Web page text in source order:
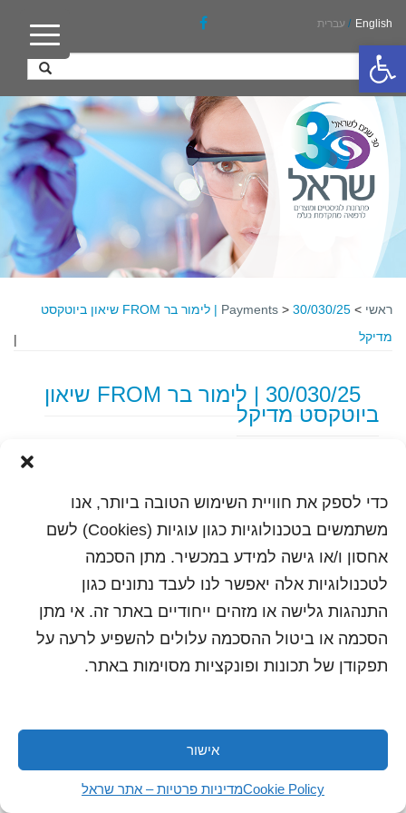
פתח סרגל נגישות
כדי לספק את חוויית השימוש הטובה ביותר, אנו
משתמשים בטכנולוגיות כגון עוגיות (Cookies) לשם
אחסון ו/או גישה למידע במכשיר. מתן הסכמה
לטכנולוגיות אלה יאפשר לנו לעבד נתונים כגון
התנהגות גלישה או מזהים ייחודיים באתר זה. אי מתן
הסכמה או ביטול ההסכמה עלולים להשפיע לרעה על
תפקודן של תכונות ופונקציות מסוימות באתר.
אישור
Cookie Policyמדיניות פרטיות – אתר שראל
English
/ עברית
ראשי >
Payments >
30/030/25 | לימור בר FROM שיאון ביוטקסט
מדיקל
|
30/030/25 | לימור בר FROM שיאון
ביוטקסט מדיקל
כל הזכויות שמורות לשראל 2018 | עיצוב ותכנות: סטודיו
"היוצרים"